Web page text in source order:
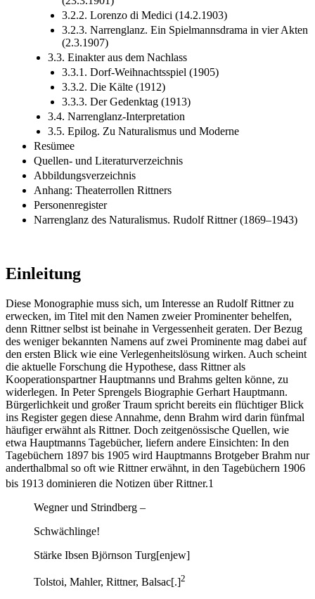
3.2.2. Lorenzo di Medici (14.2.1903)
3.2.3. Narrenglanz. Ein Spielmannsdrama in vier Akten
(2.3.1907)
3.3. Einakter aus dem Nachlass
3.3.1. Dorf-Weihnachtsspiel (1905)
3.3.2. Die Kälte (1912)
3.3.3. Der Gedenktag (1913)
3.4. Narrenglanz-Interpretation
3.5. Epilog. Zu Naturalismus und Moderne
Resümee
Quellen- und Literaturverzeichnis
Abbildungsverzeichnis
Anhang: Theaterrollen Rittners
Personenregister
Narrenglanz des Naturalismus. Rudolf Rittner (1869–1943)
Einleitung
Diese Monographie muss sich, um Interesse an Rudolf Rittner zu
erwecken, im Titel mit den Namen zweier Prominenter behelfen,
denn Rittner selbst ist beinahe in Vergessenheit geraten. Der Bezug
des weniger bekannten Namens auf zwei Prominente mag dabei auf
den ersten Blick wie eine Verlegenheitslösung wirken. Auch scheint
die aktuelle Forschung die Hypothese, dass Rittner als
Kooperationspartner Hauptmanns und Brahms gelten könne, zu
widerlegen. In Peter Sprengels Biographie Gerhart Hauptmann.
Bürgerlichkeit und großer Traum spricht bereits ein flüchtiger Blick
ins Register gegen diese Annahme, denn Brahm wird darin fünfmal
häufiger erwähnt als Rittner. Doch zeitgenössische Quellen, wie
etwa Hauptmanns Tagebücher, liefern andere Einsichten: In den
Tagebüchern 1897 bis 1905 wird Hauptmanns Brotgeber Brahm nur
anderthalbmal so oft wie Rittner erwähnt, in den Tagebüchern 1906
bis 1913 dominieren die Notizen über Rittner.1
Wegner und Strindberg –
Schwächlinge!
Stärke Ibsen Björnson Turg[enjew]
Tolstoi, Mahler, Rittner, Balsac[.]2